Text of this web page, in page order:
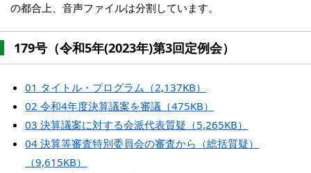
の都合上、音声ファイルは分割しています。
179号（令和5年(2023年)第3回定例会）
01 タイトル・プログラム（2,137KB）
02 令和4年度決算議案を審議（475KB）
03 決算議案に対する会派代表質疑（5,265KB）
04 決算等審査特別委員会の審査から（総括質疑）
（9,615KB）